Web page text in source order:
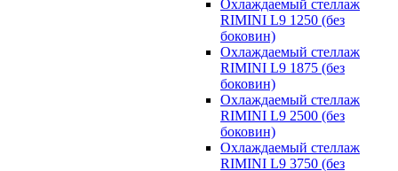
Охлаждаемый стеллаж
RIMINI L9 1250 (без
боковин)
Охлаждаемый стеллаж
RIMINI L9 1875 (без
боковин)
Охлаждаемый стеллаж
RIMINI L9 2500 (без
боковин)
Охлаждаемый стеллаж
RIMINI L9 3750 (без